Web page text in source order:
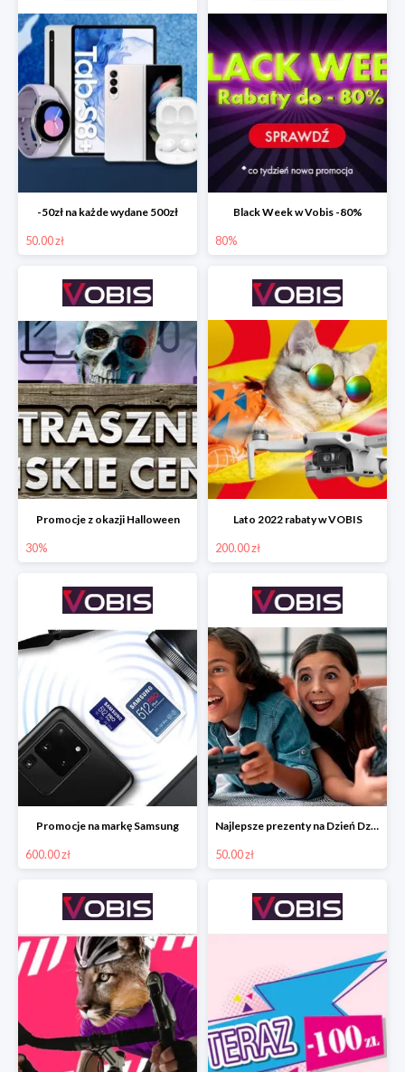
-50zł na każde wydane 500zł
50.00 zł
Black Week w Vobis -80%
80%
Promocje z okazji Halloween
30%
Lato 2022 rabaty w VOBIS
200.00 zł
Promocje na markę Samsung
600.00 zł
Najlepsze prezenty na Dzień Dziecka w VOBIS
50.00 zł